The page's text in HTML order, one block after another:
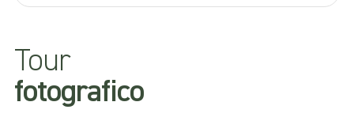
Tour
fotografico